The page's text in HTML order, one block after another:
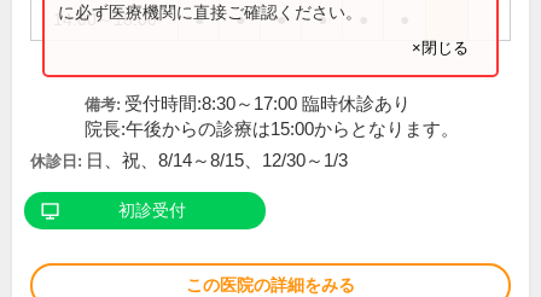
14:00～18:00 ● ● ● ●
に必ず医療機関に直接ご確認ください。
×閉じる
備考: 受付時間:8:30～17:00 臨時休診あり
院長:午後からの診療は15:00からとなります。
休診日: 日、祝、8/14～8/15、12/30～1/3
初診受付
この医院の詳細をみる